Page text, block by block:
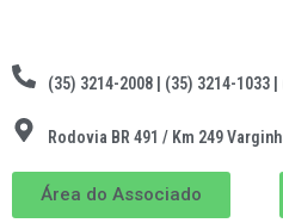
(35) 3214-2008 | (35) 3214-1033
Rodovia BR 491 / Km 249
Área do Associado